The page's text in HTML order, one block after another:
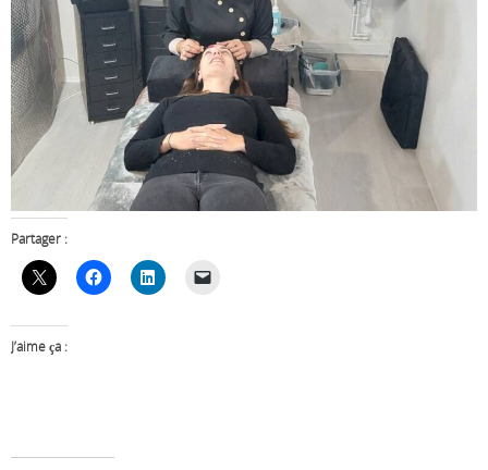
Partager :
J’aime ça :